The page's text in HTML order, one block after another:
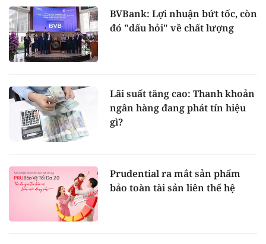
BVBank: Lợi nhuận bứt tốc, còn
đó "dấu hỏi" về chất lượng
Lãi suất tăng cao: Thanh khoản
ngân hàng đang phát tín hiệu
gì?
Prudential ra mắt sản phẩm
bảo toàn tài sản liên thế hệ